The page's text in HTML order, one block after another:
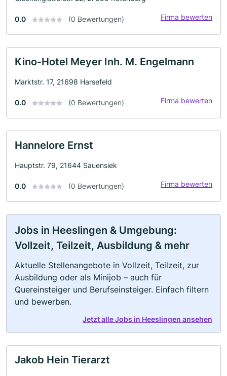
0.0 (0 Bewertungen) Firma bewerten
Kino-Hotel Meyer Inh. M. Engelmann
Marktstr. 17, 21698 Harsefeld
0.0 (0 Bewertungen) Firma bewerten
Hannelore Ernst
Hauptstr. 79, 21644 Sauensiek
0.0 (0 Bewertungen) Firma bewerten
Jobs in Heeslingen & Umgebung:
Vollzeit, Teilzeit, Ausbildung & mehr
Aktuelle Stellenangebote in Vollzeit, Teilzeit, zur
Ausbildung oder als Minijob – auch für
Quereinsteiger und Berufseinsteiger. Einfach filtern
und bewerben.
Jetzt alle Jobs in Heeslingen ansehen
Jakob Hein Tierarzt